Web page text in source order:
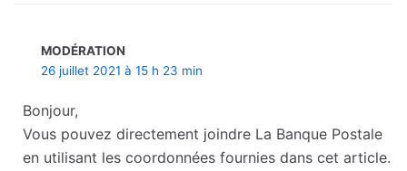
MODÉRATION
26 juillet 2021 à 15 h 23 min
Bonjour,
Vous pouvez directement joindre La Banque Postale
en utilisant les coordonnées fournies dans cet article.